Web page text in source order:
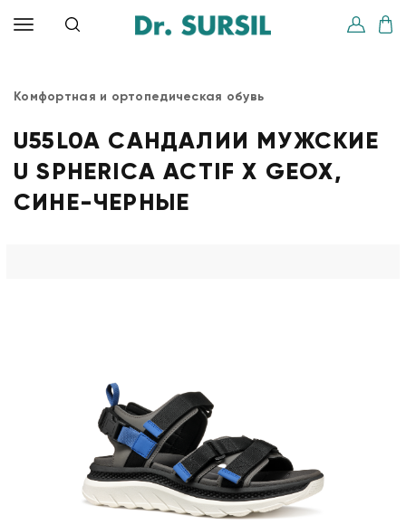
Комфортная и ортопедическая обувь
U55L0A САНДАЛИИ МУЖСКИЕ
U SPHERICA ACTIF X GEOX,
СИНЕ-ЧЕРНЫЕ